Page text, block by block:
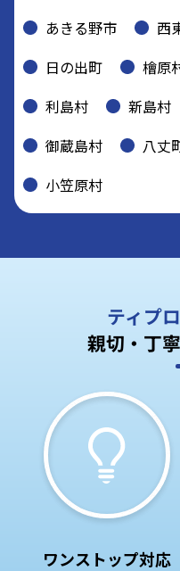
あきる野市
西
日の出町
檜原
利島村
新島村
御蔵島村
八丈
小笠原村
ティプロ
親切・丁
ワンストップ対応